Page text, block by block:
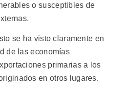
o susceptibles de
se ha visto claramente en
de las economías
primarias a los
en otros lugares.